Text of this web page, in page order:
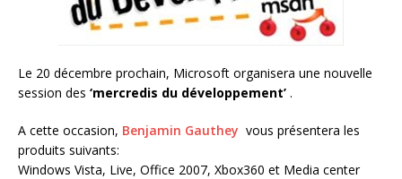
Le 20 décembre prochain, Microsoft organisera une nouvelle
session des ‘mercredis du développement’ .
A cette occasion, Benjamin Gauthey vous présentera les
produits suivants:
Windows Vista, Live, Office 2007, Xbox360 et Media center